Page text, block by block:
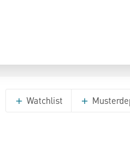
Watchlist